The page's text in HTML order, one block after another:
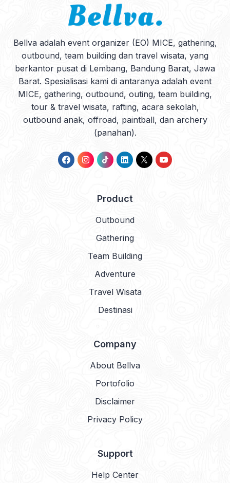
Bellva adalah event organizer (EO) MICE, gathering,
outbound, team building dan travel wisata, yang
berkantor pusat di Lembang, Bandung Barat, Jawa
Barat. Spesialisasi kami di antaranya adalah event
MICE, gathering, outbound, outing, team building,
tour & travel wisata, rafting, acara sekolah,
outbound anak, offroad, paintball, dan archery
(panahan).
Product
Outbound
Gathering
Team Building
Adventure
Travel Wisata
Destinasi
Company
About Bellva
Portofolio
Disclaimer
Privacy Policy
Support
Help Center